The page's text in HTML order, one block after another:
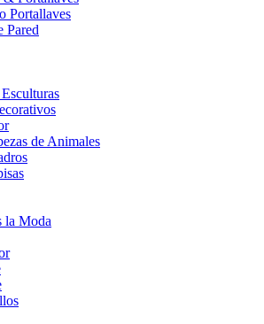
Portallaves
Pared
de Animales
la Moda